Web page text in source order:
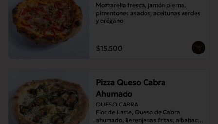
Mozzarella fresca, jamón pierna,
pimentones asados, aceitunas verdes
y orégano
$15.500
Pizza Queso Cabra
Ahumado
QUESO CABRA
Fior de Latte, Queso de Cabra
ahumado, Berenjenas fritas, albahaca ,